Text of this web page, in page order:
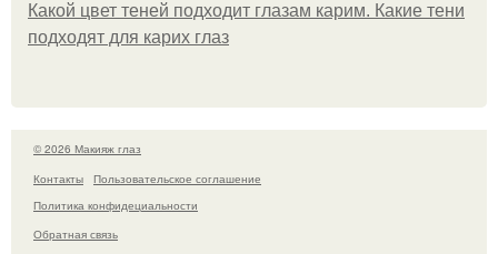
Какой цвет теней подходит глазам карим. Какие тени
подходят для карих глаз
© 2026 Макияж глаз
Контакты
Пользовательское соглашение
Политика конфидециальности
Обратная связь